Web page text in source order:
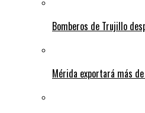
Bomberos de Trujillo
Mérida exportará más